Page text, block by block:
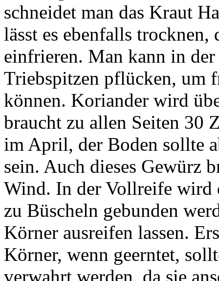
schneidet man das Kraut
lässt es ebenfalls trocknen,
einfrieren. Man kann in der
Triebspitzen pflücken, um
können. Koriander wird
braucht zu allen Seiten 30
im April, der Boden sollte
sein. Auch dieses Gewürz
Wind. In der Vollreife wird
zu Büscheln gebunden
Körner ausreifen lassen.
Körner, wenn geerntet,
verwahrt werden, da sie